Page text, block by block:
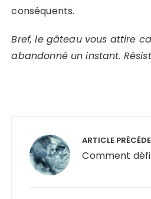
conséquents.
Bref, le gâteau vous attire
abandonné un instant.
l’article
ARTICLE
Comment